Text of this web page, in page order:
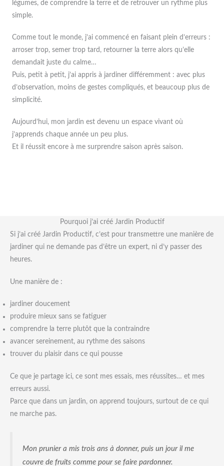
légumes, de comprendre la terre et de retrouver un rythme plus
simple.
Comme tout le monde, j’ai commencé en faisant plein d’erreurs :
arroser trop, semer trop tard, retourner la terre alors qu’elle
demandait juste du calme…
Puis, petit à petit, j’ai appris à jardiner différemment : avec plus
d’observation, moins de gestes compliqués, et beaucoup plus de
simplicité.
Aujourd’hui, mon jardin est devenu un espace vivant où
j’apprends chaque année un peu plus.
Et il réussit encore à me surprendre saison après saison.
Pourquoi j’ai créé Jardin Productif
Si j’ai créé Jardin Productif, c’est pour transmettre une manière de
jardiner qui ne demande pas d’être un expert, ni d’y passer des
heures.
Une manière de :
jardiner doucement
produire mieux sans se fatiguer
comprendre la terre plutôt que la contraindre
avancer sereinement, au rythme des saisons
trouver du plaisir dans ce qui pousse
Ce que je partage ici, ce sont mes essais, mes réussites… et mes
erreurs aussi.
Parce que dans un jardin, on apprend toujours, surtout de ce qui
ne marche pas.
Mon prunier a mis trois ans à donner, puis un jour il me
couvre de fruits comme pour se faire pardonner.